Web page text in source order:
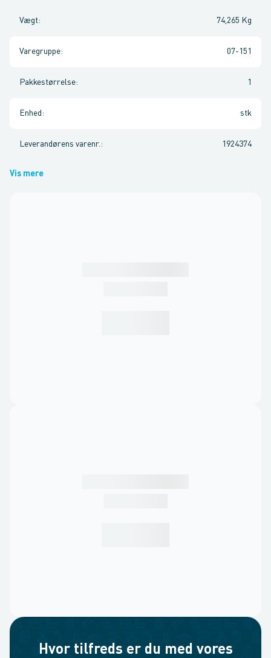
Vægt: 74,265 Kg
Varegruppe: 07-151
Pakkestørrelse: 1
Enhed : stk
Leverandørens varenr. : 1924374
Vis mere
Hvor tilfreds er du med vores